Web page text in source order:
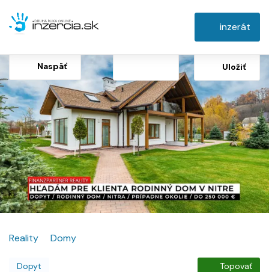
inzerát
Naspäť Uložiť
Reality Domy
Dopyt Topovať